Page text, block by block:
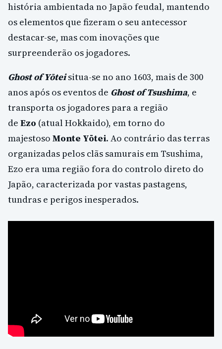
história ambientada no Japão feudal, mantendo
os elementos que fizeram o seu antecessor
destacar-se, mas com inovações que
surpreenderão os jogadores.
Ghost of Yōteisitua-se no ano 1603, mais de 300
anos após os eventos de Ghost of Tsushima, e
transporta os jogadores para a região
de Ezo (atual Hokkaido), em torno do
majestoso Monte Yōtei. Ao contrário das terras
organizadas pelos clãs samurais em Tsushima,
Ezo era uma região fora do controlo direto do
Japão, caracterizada por vastas pastagens,
tundras e perigos inesperados.